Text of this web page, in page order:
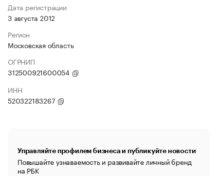
Дата регистрации
3 августа 2012
Регион
Московская область
ОГРНИП
312500921600054
ИНН
520322183267
Управляйте профилем бизнеса и публикуйте новости
Повышайте узнаваемость и развивайте личный бренд
на РБК